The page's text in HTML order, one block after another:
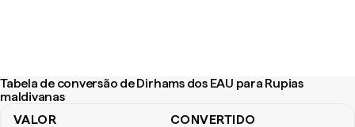
Tabela de conversão de Dirhams dos EAU para Rupias
maldivanas
VALOR CONVERTIDO